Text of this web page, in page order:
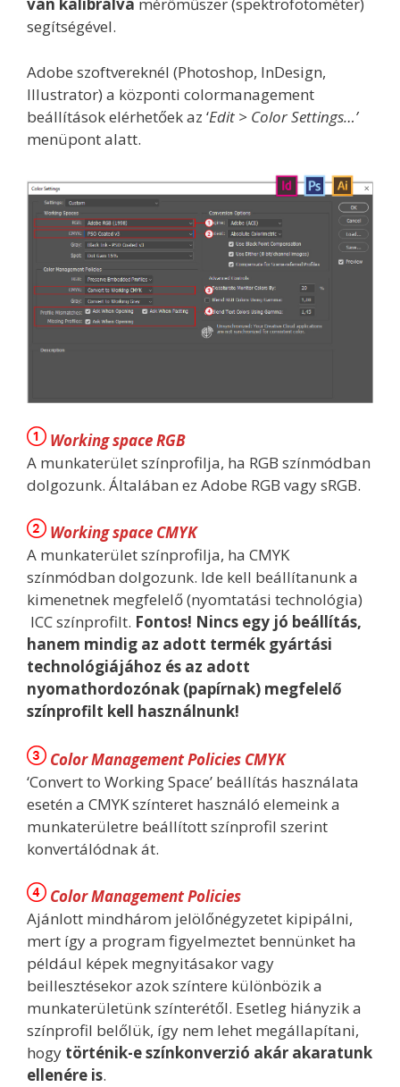
van kalibrálva mérőműszer (spektrofotométer)
segítségével.
Adobe szoftvereknél (Photoshop, InDesign,
Illustrator) a központi colormanagement
beállítások elérhetőek az ‘Edit > Color Settings…’
menüpont alatt.
Working space RGB
A munkaterület színprofilja, ha RGB színmódban
dolgozunk. Általában ez Adobe RGB vagy sRGB.
Working space CMYK
A munkaterület színprofilja, ha CMYK
színmódban dolgozunk. Ide kell beállítanunk a
kimenetnek megfelelő (nyomtatási technológia)
ICC színprofilt. Fontos! Nincs egy jó beállítás,
hanem mindig az adott termék gyártási
technológiájához és az adott
nyomathordozónak (papírnak) megfelelő
színprofilt kell használnunk!
Color Management Policies CMYK
‘Convert to Working Space’ beállítás használata
esetén a CMYK színteret használó elemeink a
munkaterületre beállított színprofil szerint
konvertálódnak át.
Color Management Policies
Ajánlott mindhárom jelölőnégyzetet kipipálni,
mert így a program figyelmeztet bennünket ha
például képek megnyitásakor vagy
beillesztésekor azok színtere különbözik a
munkaterületünk színterétől. Esetleg hiányzik a
színprofil belőlük, így nem lehet megállapítani,
hogy történik-e színkonverzió akár akaratunk
ellenére is.